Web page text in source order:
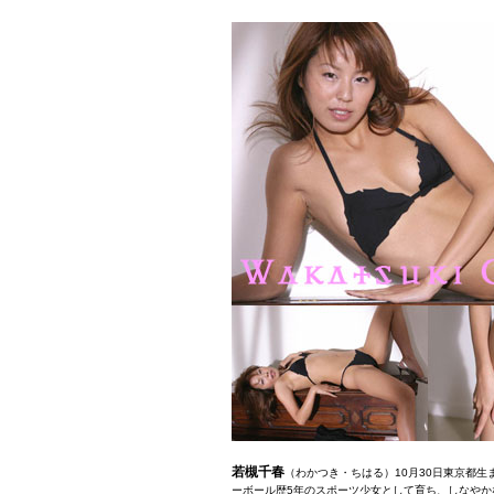
若槻千春 （わかつき・ちはる）10月30日東京都
ーボール歴5年のスポーツ少女として育ち、しなや